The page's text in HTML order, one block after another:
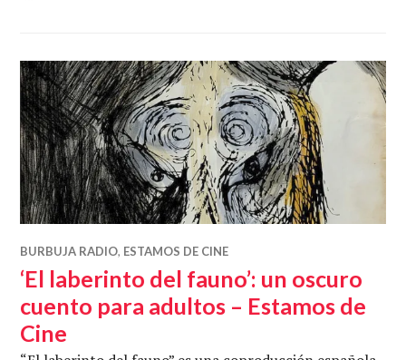
BURBUJA RADIO, ESTAMOS DE CINE
‘El laberinto del fauno’: un oscuro
cuento para adultos – Estamos de
Cine